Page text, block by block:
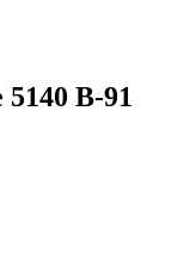
B-91